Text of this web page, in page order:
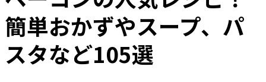
簡単おかずやスープ、パ
スタなど105選